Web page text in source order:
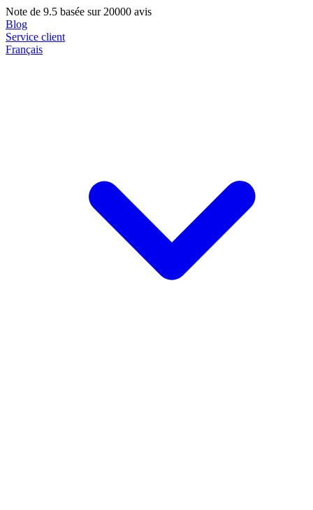
Note de 9.5 basée sur 20000 avis
Blog
Service client
Français